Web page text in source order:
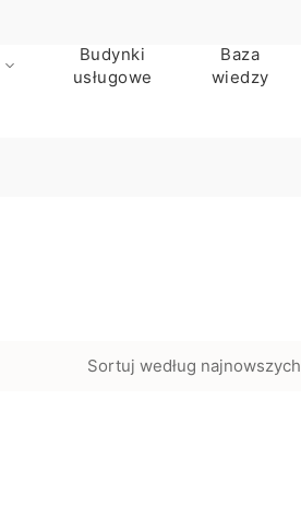
Budynki
usługowe
Baza
wiedzy
Sortuj według najnowszych